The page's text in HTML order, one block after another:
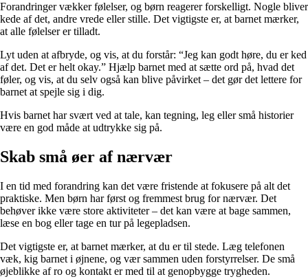
Forandringer vækker følelser, og børn reagerer forskelligt. Nogle bliver
kede af det, andre vrede eller stille. Det vigtigste er, at barnet mærker,
at alle følelser er tilladt.
Lyt uden at afbryde, og vis, at du forstår: “Jeg kan godt høre, du er ked
af det. Det er helt okay.” Hjælp barnet med at sætte ord på, hvad det
føler, og vis, at du selv også kan blive påvirket – det gør det lettere for
barnet at spejle sig i dig.
Hvis barnet har svært ved at tale, kan tegning, leg eller små historier
være en god måde at udtrykke sig på.
Skab små øer af nærvær
I en tid med forandring kan det være fristende at fokusere på alt det
praktiske. Men børn har først og fremmest brug for nærvær. Det
behøver ikke være store aktiviteter – det kan være at bage sammen,
læse en bog eller tage en tur på legepladsen.
Det vigtigste er, at barnet mærker, at du er til stede. Læg telefonen
væk, kig barnet i øjnene, og vær sammen uden forstyrrelser. De små
øjeblikke af ro og kontakt er med til at genopbygge trygheden.